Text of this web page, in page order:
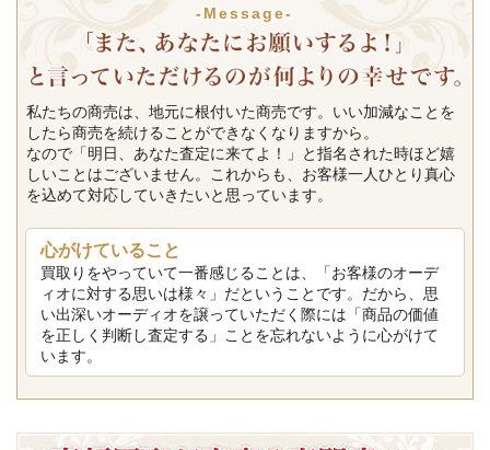
-Message-
私たちの商売は、地元に根付いた商売です。いい加減なことを
したら商売を続けることができなくなりますから。
なので「明日、あなた査定に来てよ！」と指名された時ほど嬉
しいことはございません。これからも、お客様一人ひとり真心
を込めて対応していきたいと思っています。
心がけていること
買取りをやっていて一番感じることは、「お客様のオーデ
ィオに対する思いは様々」だということです。だから、思
い出深いオーディオを譲っていただく際には「商品の価値
を正しく判断し査定する」ことを忘れないように心がけて
います。